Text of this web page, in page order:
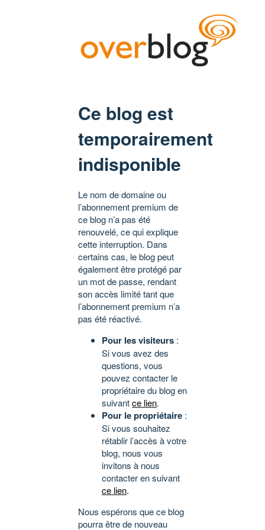
Ce blog est
temporairement
indisponible
Le nom de domaine ou
l’abonnement premium de
ce blog n’a pas été
renouvelé, ce qui explique
cette interruption. Dans
certains cas, le blog peut
également être protégé par
un mot de passe, rendant
son accès limité tant que
l’abonnement premium n’a
pas été réactivé.
Pour les visiteurs :
Si vous avez des
questions, vous
pouvez contacter le
propriétaire du blog en
suivantce lien.
Pour le propriétaire :
Si vous souhaitez
rétablir l’accès à votre
blog, nous vous
invitons à nous
contacter en suivant
ce lien.
Nous espérons que ce blog
pourra être de nouveau